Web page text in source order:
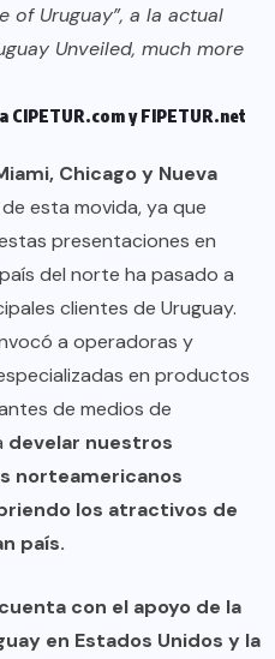
of Uruguay”, a la actual
Unveiled, much more
CIPETUR.com y FIPETUR.net
Chicago y Nueva
esta movida, ya que
presentaciones en
del norte ha pasado a
clientes de Uruguay.
a operadoras y
en productos
de medios de
develar nuestros
norteamericanos
los atractivos de
país.
cuenta con el apoyo de la
en Estados Unidos y la